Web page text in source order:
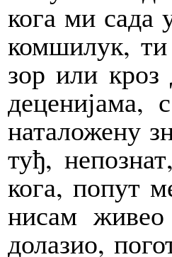
кога ми сада
комшилук,
зор или кроз
деценијама,
наталожену
туђ,
кога, попут
нисам
долазио,